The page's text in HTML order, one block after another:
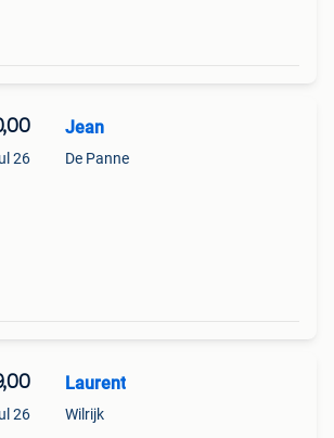
26
Jean
De Panne
26
Laurent
Wilrijk